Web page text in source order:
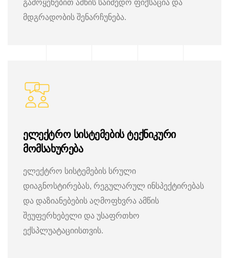
გამოყენებით ამწის საიმედო ფიქსაცია და
მდგრადობის შენარჩუნება.
ელექტრო სისტემების ტექნიკური
მომსახურება
ელექტრო სისტემების სრული
დიაგნოსტირებას, რეგულარულ ინსპექტირებას
და დაზიანებების აღმოფხვრა ამწის
შეუფერხებელი და უსაფრთხო
ექსპლუატაციისთვის.